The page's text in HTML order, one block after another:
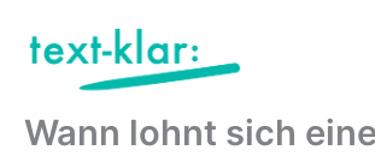
Inhalt
springen
Wann lohnt sich